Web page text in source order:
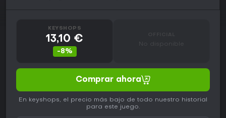
KEYSHOPS
13,10 €
-8%
No disponible
Comprar ahora
En keyshops, el precio más bajo de todo nuestro historial
para este juego.